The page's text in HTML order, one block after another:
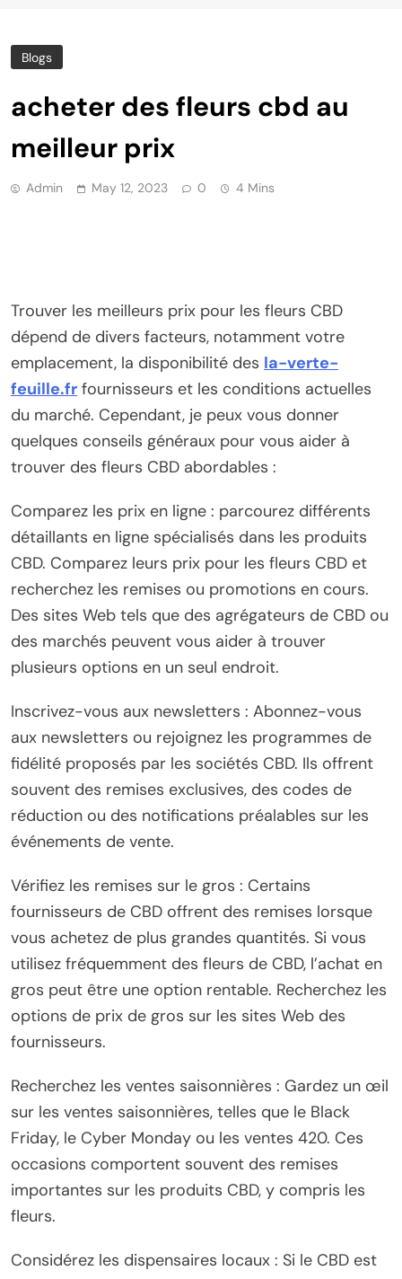
Blogs
acheter des fleurs cbd au
meilleur prix
Admin May 12, 2023 0 4 Mins
Trouver les meilleurs prix pour les fleurs CBD
dépend de divers facteurs, notamment votre
emplacement, la disponibilité des la-verte-
feuille.fr fournisseurs et les conditions actuelles
du marché. Cependant, je peux vous donner
quelques conseils généraux pour vous aider à
trouver des fleurs CBD abordables :
Comparez les prix en ligne : parcourez différents
détaillants en ligne spécialisés dans les produits
CBD. Comparez leurs prix pour les fleurs CBD et
recherchez les remises ou promotions en cours.
Des sites Web tels que des agrégateurs de CBD ou
des marchés peuvent vous aider à trouver
plusieurs options en un seul endroit.
Inscrivez-vous aux newsletters : Abonnez-vous
aux newsletters ou rejoignez les programmes de
fidélité proposés par les sociétés CBD. Ils offrent
souvent des remises exclusives, des codes de
réduction ou des notifications préalables sur les
événements de vente.
Vérifiez les remises sur le gros : Certains
fournisseurs de CBD offrent des remises lorsque
vous achetez de plus grandes quantités. Si vous
utilisez fréquemment des fleurs de CBD, l’achat en
gros peut être une option rentable. Recherchez les
options de prix de gros sur les sites Web des
fournisseurs.
Recherchez les ventes saisonnières : Gardez un œil
sur les ventes saisonnières, telles que le Black
Friday, le Cyber ​​Monday ou les ventes 420. Ces
occasions comportent souvent des remises
importantes sur les produits CBD, y compris les
fleurs.
Considérez les dispensaires locaux : Si le CBD est